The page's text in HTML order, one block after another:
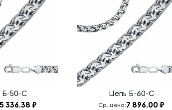
Б-50-С
5 336.38 ₽
Цепь Б-60-С
Ср. цена:7 896.00 ₽